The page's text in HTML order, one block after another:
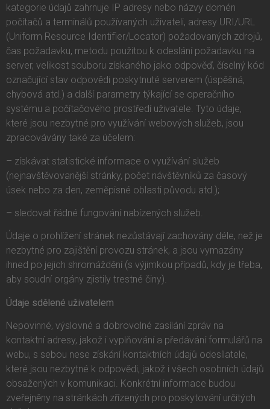
kategorie údajů zahrnuje IP adresy nebo názvy domén
počítačů a terminálů používaných uživateli, adresy URI/URL
(Uniform Resource Identifier/Locator) požadovaných zdrojů,
čas požadavku, metodu použitou k odeslání požadavku na
server, velikost souboru získaného jako odpověď, číselný kód
označující stav odpovědi poskytnuté serverem (úspěšná,
chybová atd.) a další parametry týkající se operačního
systému a počítačového prostředí uživatele. Tyto údaje,
které jsou nezbytné pro využívání webových služeb, jsou
zpracovávány také za účelem:
– získávat statistické informace o využívání služeb
(nejnavštěvovanější stránky, počet návštěvníků za časový
úsek nebo za den, zeměpisné oblasti původu atd.);
– sledovat řádné fungování nabízených služeb.
Údaje o prohlížení stránek nezůstávají zachovány déle, než je
nezbytné pro zajištění provozu stránek, a jsou vymazány
ihned po jejich shromáždění (s výjimkou případů, kdy je třeba,
aby soudní orgány zjistily trestné činy).
Údaje sdělené uživatelem
Nepovinné, výslovné a dobrovolné zasílání zpráv na
kontaktní adresy, jakož i vyplňování a předávání formulářů na
webu, s sebou nese získání kontaktních údajů odesílatele,
které jsou nezbytné k odpovědi, jakož i všech osobních údajů
obsažených v komunikaci. Konkrétní informace budou
zveřejněny na stránkách zřízených pro poskytování určitých